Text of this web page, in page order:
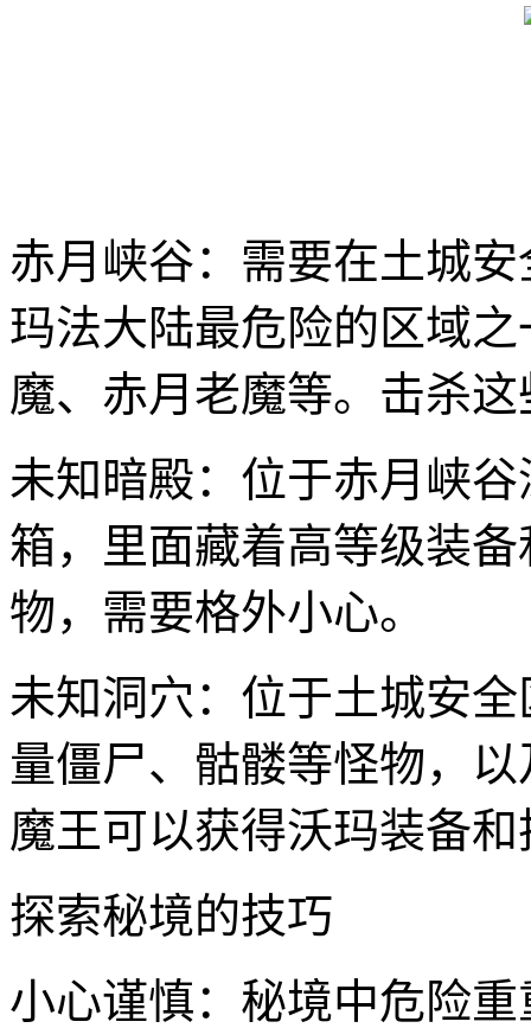
赤月峡谷：需要在土城
玛法大陆最危险的区域
魔、赤月老魔等。击杀
未知暗殿：位于赤月峡
箱，里面藏着高等级装
物，需要格外小心。
未知洞穴：位于土城安
量僵尸、骷髅等怪物，
魔王可以获得沃玛装备
探索秘境的技巧
小心谨慎：秘境中危险